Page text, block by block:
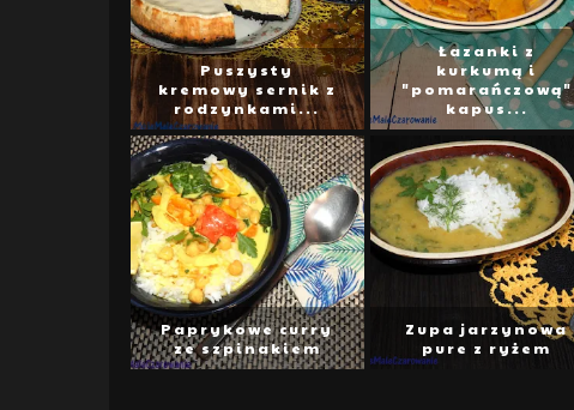
Puszysty
kremowy sernik z
rodzynkami...
Łazanki z
kurkumą i
"pomarańczową"
kapus...
Paprykowe curry
ze szpinakiem
Zupa jarzynowa
pure z ryżem